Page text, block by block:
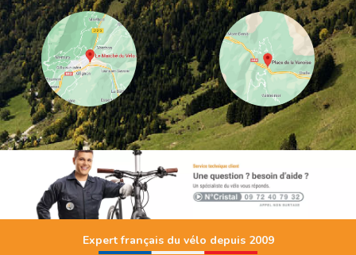
Expert français du vélo depuis 2009